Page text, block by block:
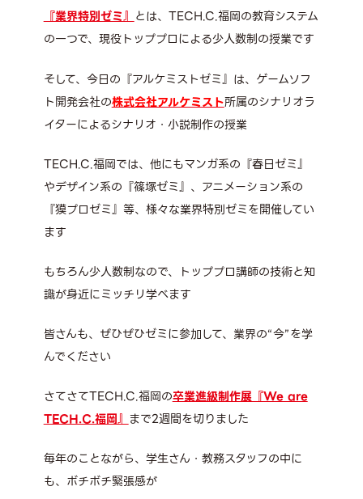
『業界特別ゼミ』 とは、TECH.C.福岡の教育システム
の一つで、現役トッププロによる少人数制の授業です
そして、今日の『アルケミストゼミ』は、ゲームソフ
ト開発会社の株式会社アルケミスト所属のシナリオラ
イターによるシナリオ・小説制作の授業
TECH.C.福岡では、他にもマンガ系の『春日ゼミ』
やデザイン系の『篠塚ゼミ』、アニメーション系の
『獏プロゼミ』等、様々な業界特別ゼミを開催してい
ます
もちろん少人数制なので、トッププロ講師の技術と知
識が身近にミッチリ学べます
皆さんも、ぜひぜひゼミに参加して、業界の“今”を学
んでください
さてさてTECH.C.福岡の卒業進級制作展『We are
TECH.C.福岡』 まで2週間を切りました
毎年のことながら、学生さん・教務スタッフの中に
も、ボチボチ緊張感が